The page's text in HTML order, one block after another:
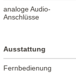
analoge Audio-
Anschlüsse
Ausstattung
Fernbedienung